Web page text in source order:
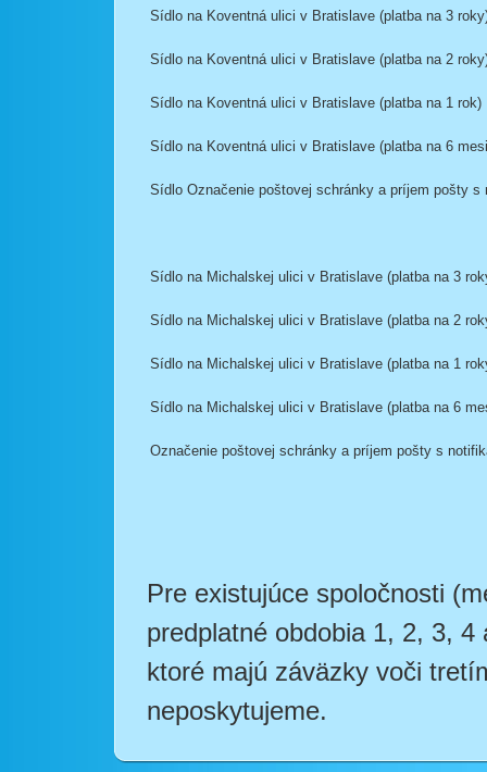
Sídlo na Koventná ulici v Bratislave (platba na 3
Sídlo na Koventná ulici v Bratislave (platba na 2
Sídlo na Koventná ulici v Bratislave (platba na 1 rok)
Sídlo na Koventná ulici v Bratislave (platba na 6
Sídlo Označenie poštovej schránky a príjem pošty
Sídlo na Michalskej ulici v Bratislave (platba na 3
Sídlo na Michalskej ulici v Bratislave (platba na 2
Sídlo na Michalskej ulici v Bratislave (platba na 1
Sídlo na Michalskej ulici v Bratislave (platba na 6
Označenie poštovej schránky a príjem pošty s
Pre existujúce spoločnosti
predplatné obdobia 1, 2, 3,
ktoré majú záväzky voči
neposkytujeme.